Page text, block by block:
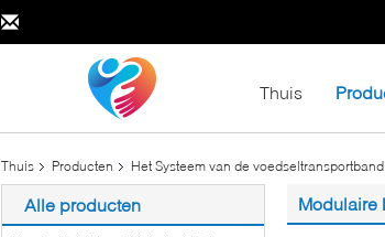
Thuis
Thuis Producten Het Systeem van de voedseltransportband
Alle producten Modulaire